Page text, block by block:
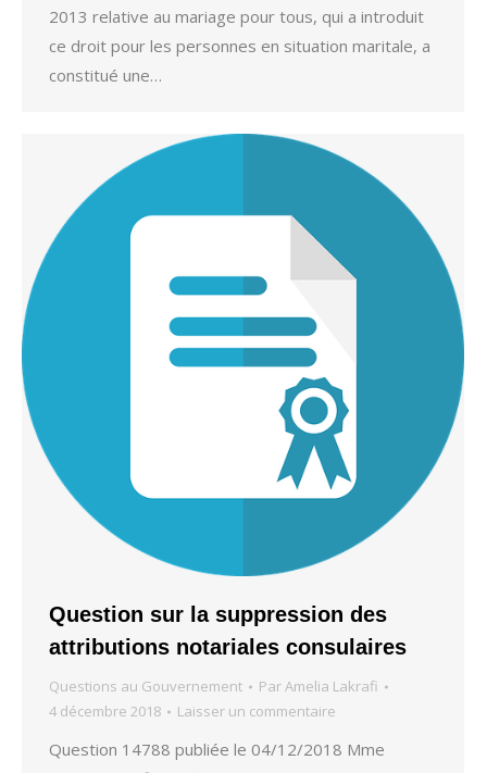
2013 relative au mariage pour tous, qui a introduit
ce droit pour les personnes en situation maritale, a
constitué une…
Question sur la suppression des
attributions notariales consulaires
Questions au Gouvernement ParAmelia Lakrafi
4 décembre 2018
Laisser un commentaire
Question 14788 publiée le 04/12/2018 Mme